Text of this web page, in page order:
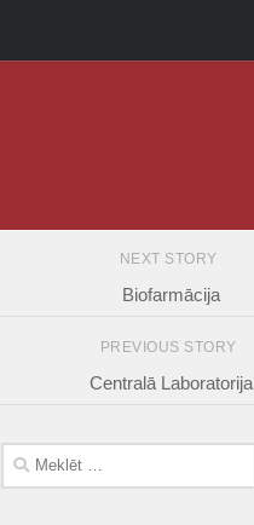
NEXT STORY
Biofarmācija
PREVIOUS STORY
Centralā Laboratorija
Meklēt: